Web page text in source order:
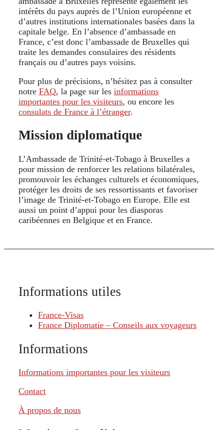
intérêts du pays auprès de l’Union européenne et
d’autres institutions internationales basées dans la
capitale belge. En l’absence d’ambassade en
France, c’est donc l’ambassade de Bruxelles qui
traite les demandes consulaires des résidents
français ou d’autres pays voisins.
Pour plus de précisions, n’hésitez pas à consulter
notre FAQ, la page sur les informations
importantes pour les visiteurs, ou encore les
consulats de France à l’étranger.
Mission diplomatique
L’Ambassade de Trinité-et-Tobago à Bruxelles a
pour mission de renforcer les relations bilatérales,
promouvoir les échanges culturels et économiques,
protéger les droits de ses ressortissants et favoriser
l’image de Trinité-et-Tobago en Europe. Elle est
aussi un point d’appui pour les diasporas
caribéennes en Belgique et en France.
Informations utiles
France-Visas
France Diplomatie – Conseils aux voyageurs
Informations
Informations importantes pour les visiteurs
Contact
À propos de nous